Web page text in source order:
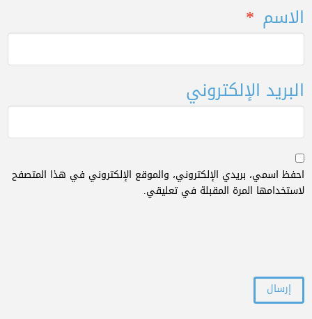
الاسم *
البريد الإلكتروني
احفظ اسمي، بريدي الإلكتروني، والموقع الإلكتروني في هذا المتصفح
لاستخدامها المرة المقبلة في تعليقي.